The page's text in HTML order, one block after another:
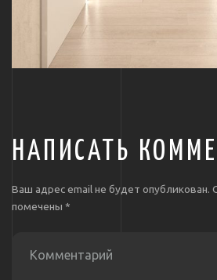
НАПИСАТЬ
Ваш адрес email не будет опубликован.
помечены *